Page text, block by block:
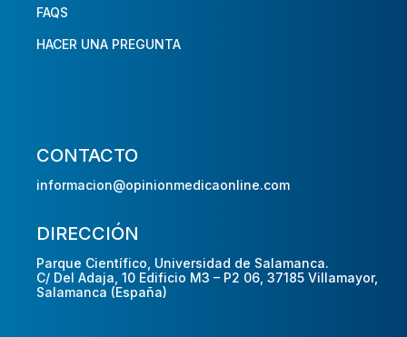
FAQS
HACER UNA PREGUNTA
CONTACTO
informacion@opinionmedicaonline.com
DIRECCIÓN
Parque Científico, Universidad de Salamanca.
C/ Del Adaja, 10 Edificio M3 – P2 06, 37185 Villamayor,
Salamanca (España)